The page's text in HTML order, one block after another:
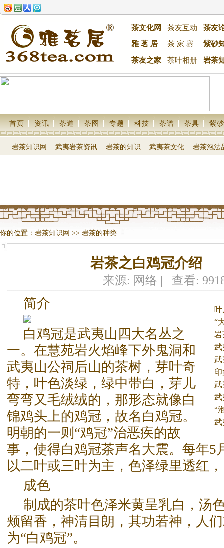
茶文化网 茶友互动
茶友
雅 茗 居
茶 家 寨 紫砂
茶友之家 茶叶相册 岩茶
首页 资讯 茶道 茶图 专题 科技 茶谱 茶具 紫砂
岩茶知识网 武夷岩茶资讯 岩茶的知识 武夷茶文化 岩茶泡法
你的位置： 岩茶知识网 >> 岩茶的种类
岩茶之白鸡冠介绍
来源: 网络 | 查看:
“
贤
举
举
“
简介
白鸡冠是武夷山四大名丛之
一。 在慧苑岩火焰峰下外鬼洞和
武夷山公祠后山的茶树，芽叶奇
特，叶色淡绿，绿中带白，芽儿
弯弯又毛绒绒的，那形态就像白
锦鸡头上的鸡冠，故名白鸡冠。
明朝的一则“鸡冠”治恶疾的故
事，使得白鸡冠茶声名大震。每年5
以二叶或三叶为主，色泽绿里透红
成色
制成的茶叶色泽米黄呈乳白，汤
颊留香，神清目朗，其功若神，人
为“白鸡冠”。